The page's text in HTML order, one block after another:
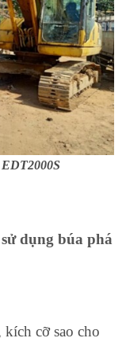
dụng búa phá
cỡ sao cho